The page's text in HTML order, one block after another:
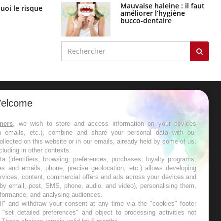
le risque Le Viagra pourrait-il freiner la
propagation du cancer ?
Mauvaise haleine : il faut
améliorer l’hygiène
bucco-dentaire
les semaines les meilleures
, we wish to store and access information on your devices
emails, etc.), combine and share your personal data with our
on this website or in our emails, already held by some of us,
in other contexts.
(identifiers, browsing, preferences, purchases, loyalty programs,
and emails, phone, precise geolocation, etc.) allows developing
content, commercial offers and ads across your devices and
email, post, SMS, phone, audio, and video), personalising them,
and analysing audiences.
and withdraw your consent at any time via the "cookies" footer
detailed preferences" and object to processing activities not